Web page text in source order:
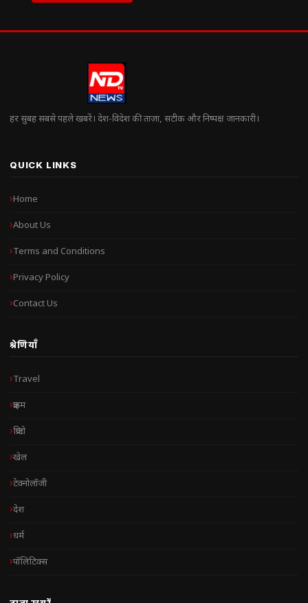
हर सुबह सबसे पहले खबरें। देश-विदेश की ताज़ा, सटीक और निष्पक्ष जानकारी।
QUICK LINKS
Home
About Us
Terms and Conditions
Privacy Policy
Contact Us
श्रेणियाँ
Travel
क्राइम
क्रिप्टो
खेल
टेक्नोलॉजी
देश
धर्म
पॉलिटिक्स